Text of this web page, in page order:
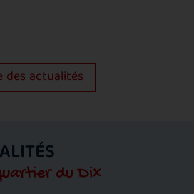
des actualités
du Dix